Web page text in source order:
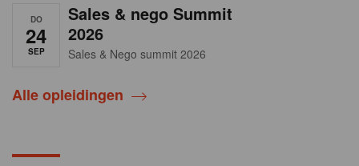
DO
24
SEP
Sales & nego Summit
2026
Sales & Nego summit 2026
Alle opleidingen